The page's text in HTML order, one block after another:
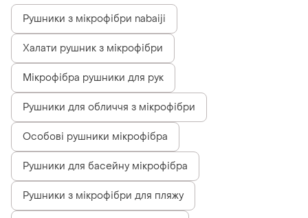
Рушники з мікрофібри nabaiji
Халати рушник з мікрофібри
Мікрофібра рушники для рук
Рушники для обличчя з мікрофібри
Особові рушники мікрофібра
Рушники для басейну мікрофібра
Рушники з мікрофібри для пляжу